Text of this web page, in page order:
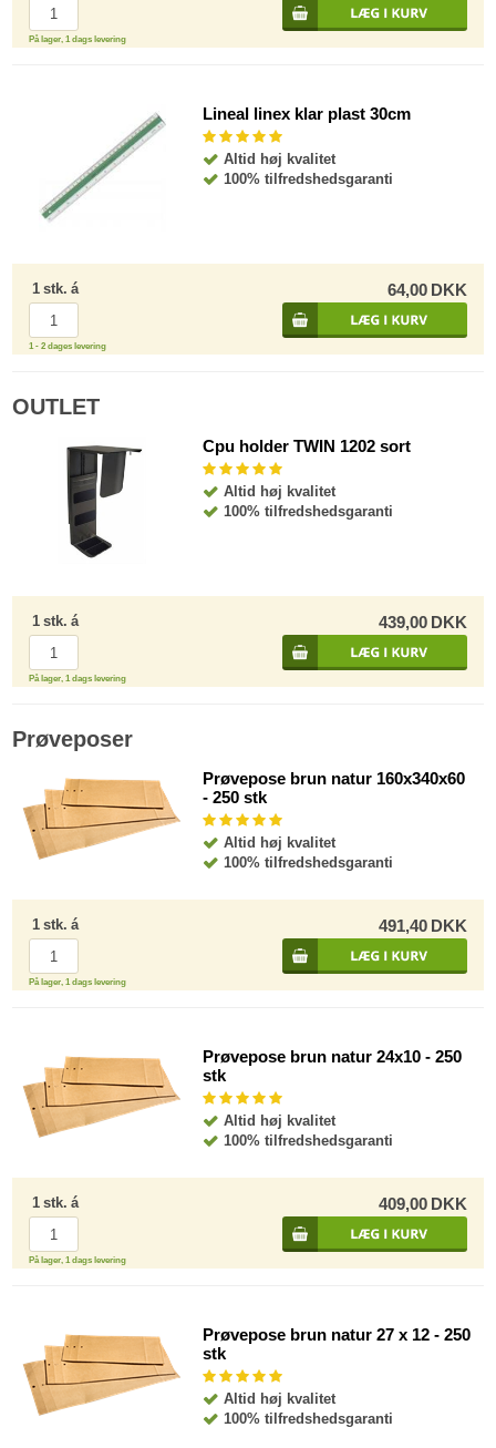
På lager, 1 dags levering
Lineal linex klar plast 30cm
Altid høj kvalitet
100% tilfredshedsgaranti
1 stk. á 64,00 DKK
1 - 2 dages levering
OUTLET
Cpu holder TWIN 1202 sort
Altid høj kvalitet
100% tilfredshedsgaranti
1 stk. á 439,00 DKK
På lager, 1 dags levering
Prøveposer
Prøvepose brun natur 160x340x60
- 250 stk
Altid høj kvalitet
100% tilfredshedsgaranti
1 stk. á 491,40 DKK
På lager, 1 dags levering
Prøvepose brun natur 24x10 - 250
stk
Altid høj kvalitet
100% tilfredshedsgaranti
1 stk. á 409,00 DKK
På lager, 1 dags levering
Prøvepose brun natur 27 x 12 - 250
stk
Altid høj kvalitet
100% tilfredshedsgaranti